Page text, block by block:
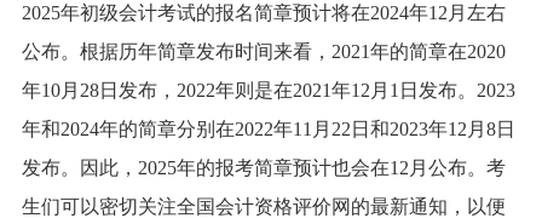
2025年初级会计考试的报名简章预计将在2024年12月左右
公布。根据历年简章发布时间来看，2021年的简章在2020
年10月28日发布，2022年则是在2021年12月1日发布。2023
年和2024年的简章分别在2022年11月22日和2023年12月8日
发布。因此，2025年的报考简章预计也会在12月公布。考
生们可以密切关注全国会计资格评价网的最新通知，以便